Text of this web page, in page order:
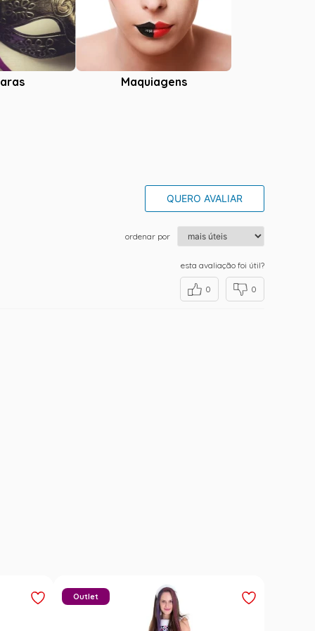
Maquiagens
QUERO AVALIAR
ordenar por
esta avaliação foi útil?
0 0